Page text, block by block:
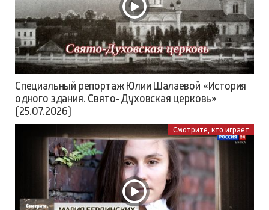
Специальный репортаж Юлии Шалаевой «История
одного здания. Свято-Духовская церковь»
(25.07.2026)
Смотрите, кто играет